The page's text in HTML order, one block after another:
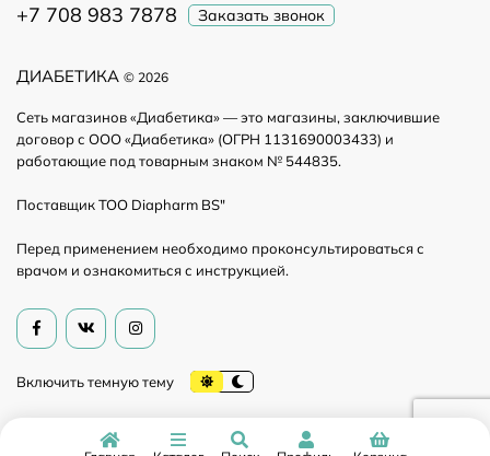
ДИАБЕТИКА © 2026
Сеть магазинов «Диабетика» — это магазины, заключившие
договор с ООО «Диабетика» (ОГРН 1131690003433) и
работающие под товарным знаком № 544835.
Поставщик ТОО Diapharm BS"
Перед применением необходимо проконсультироваться с
врачом и ознакомиться с инструкцией.
+7 708 983 7878 Заказать звонок